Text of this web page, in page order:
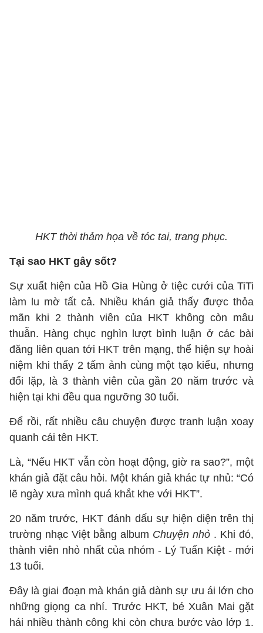
HKT thời thảm họa về tóc tai, trang phục.
Tại sao HKT gây sốt?
Sự xuất hiện của Hồ Gia Hùng ở tiệc cưới của TiTi
làm lu mờ tất cả. Nhiều khán giả thấy được thỏa
mãn khi 2 thành viên của HKT không còn mâu
thuẫn. Hàng chục nghìn lượt bình luận ở các bài
đăng liên quan tới HKT trên mạng, thể hiện sự hoài
niệm khi thấy 2 tấm ảnh cùng một tạo kiểu, nhưng
đối lặp, là 3 thành viên của gần 20 năm trước và
hiện tại khi đều qua ngưỡng 30 tuổi.
Để rồi, rất nhiều câu chuyện được tranh luận xoay
quanh cái tên HKT.
Là, “Nếu HKT vẫn còn hoạt động, giờ ra sao?”, một
khán giả đặt câu hỏi. Một khán giả khác tự nhủ: “Có
lẽ ngày xưa mình quá khắt khe với HKT”.
20 năm trước, HKT đánh dấu sự hiện diện trên thị
trường nhạc Việt bằng album Chuyện nhỏ . Khi đó,
thành viên nhỏ nhất của nhóm - Lý Tuấn Kiệt - mới
13 tuổi.
Đây là giai đoạn mà khán giả dành sự ưu ái lớn cho
những giọng ca nhí. Trước HKT, bé Xuân Mai gặt
hái nhiều thành công khi còn chưa bước vào lớp 1.